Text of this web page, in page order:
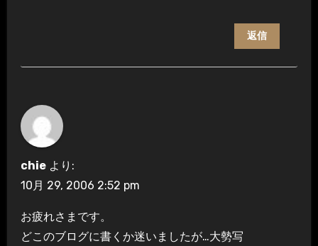
返信
chie より:
10月 29, 2006 2:52 pm
お疲れさまです。
どこのブログに書くか迷いましたが…大勢写